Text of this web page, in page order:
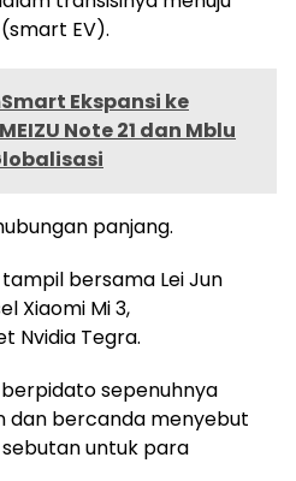
EV).
Ekspansi ke
Note 21 dan Mblu
panjang.
tampil bersama Lei Jun
Xiaomi Mi 3,
Nvidia Tegra.
sepenuhnya
dan bercanda menyebut
sebutan untuk para